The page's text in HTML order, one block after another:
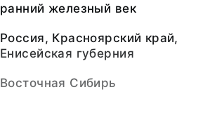
ранний железный век
Россия, Красноярский край,
Енисейская губерния
Восточная Сибирь